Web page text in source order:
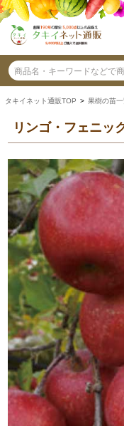
タキイネット通販TOP > 果樹の苗一
リンゴ・フェニッ